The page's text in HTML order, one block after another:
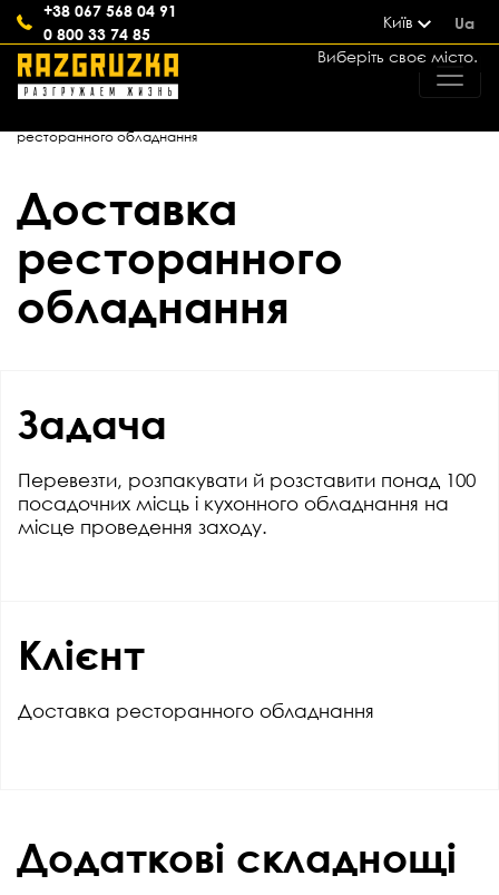
+38 067 568 04 91
0 800 33 74 85
Київ Ua
ресторанного обладнання
Доставка
ресторанного
обладнання
Задача
Перевезти, розпакувати й розставити понад 100
посадочних місць і кухонного обладнання на
місце проведення заходу.
Клієнт
Доставка ресторанного обладнання
Додаткові складнощі
Виберіть своє місто.